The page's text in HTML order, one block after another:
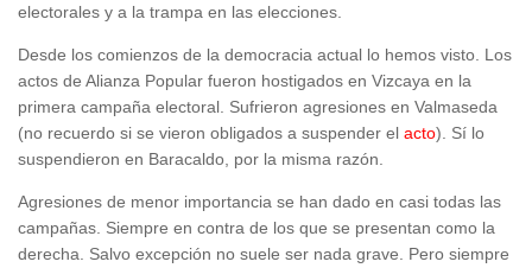
electorales y a la trampa en las elecciones.
Desde los comienzos de la democracia actual lo hemos visto. Los
actos de Alianza Popular fueron hostigados en Vizcaya en la
primera campaña electoral. Sufrieron agresiones en Valmaseda
(no recuerdo si se vieron obligados a suspender el acto). Sí lo
suspendieron en Baracaldo, por la misma razón.
Agresiones de menor importancia se han dado en casi todas las
campañas. Siempre en contra de los que se presentan como la
derecha. Salvo excepción no suele ser nada grave. Pero siempre